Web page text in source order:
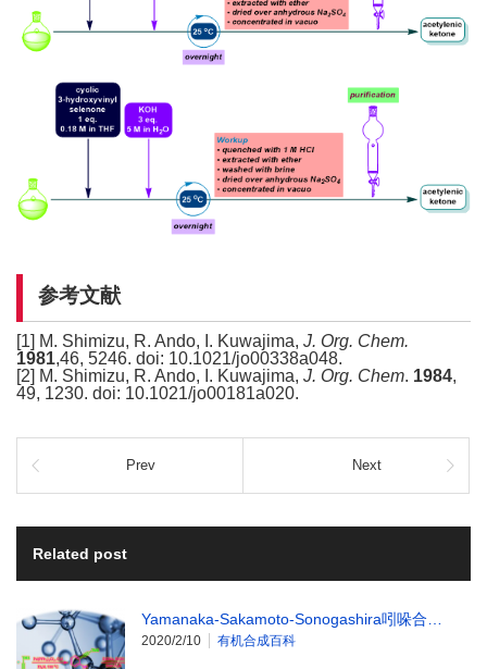
参考文献
[1] M. Shimizu, R. Ando, I. Kuwajima, J. Org. Chem.
1981,46, 5246. doi: 10.1021/jo00338a048.
[2] M. Shimizu, R. Ando, I. Kuwajima, J. Org. Chem. 1984,
49, 1230. doi: 10.1021/jo00181a020.
Prev Next
Related post
Yamanaka-Sakamoto-Sonogashira吲哚合…
2020/2/10 有机合成百科